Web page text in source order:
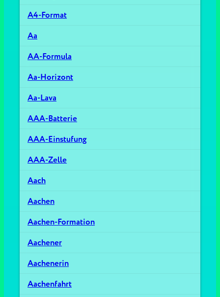
A4-Format
Aa
AA-Formula
Aa-Horizont
Aa-Lava
AAA-Batterie
AAA-Einstufung
AAA-Zelle
Aach
Aachen
Aachen-Formation
Aachener
Aachenerin
Aachenfahrt